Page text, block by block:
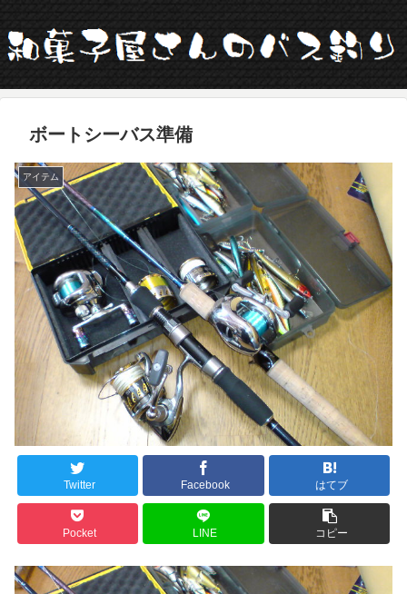
ボートシーバス準備
アイテム
Twitter Facebook はてブ
Pocket LINE コピー